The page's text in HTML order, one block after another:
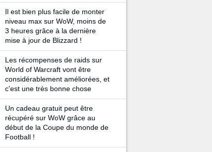
Il est bien plus facile de monter
niveau max sur WoW, moins de
3 heures grâce à la dernière
mise à jour de Blizzard !
Les récompenses de raids sur
World of Warcraft vont être
considérablement améliorées, et
c'est une très bonne chose
Un cadeau gratuit peut être
récupéré sur WoW grâce au
début de la Coupe du monde de
Football !